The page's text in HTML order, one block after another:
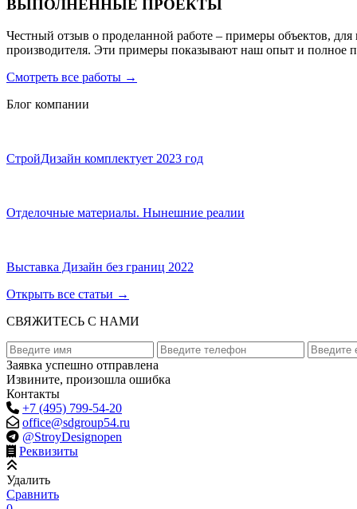
ВЫПОЛНЕННЫЕ ПРОЕКТЫ
Честный отзыв о проделанной работе – примеры объектов,
производителя. Эти примеры показывают наш опыт и полное
Смотреть все работы →
Блог компании
СтройДизайн комплектует 2023 год
Отделочные материалы. Нынешние реалии
Выставка Дизайн без границ 2022
Открыть все статьи →
СВЯЖИТЕСЬ С НАМИ
Заявка успешно отправлена
Извините, произошла ошибка
Контакты
+7 (495) 799-54-20
office@sdgroup54.ru
@StroyDesignopen
Реквизиты
Удалить
Сравнить